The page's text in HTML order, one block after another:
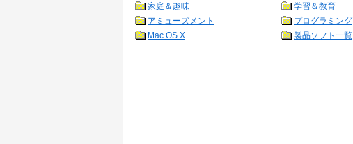
家庭＆趣味
学習＆教育
アミューズメント
プログラミング
Mac OS X
製品ソフト一覧